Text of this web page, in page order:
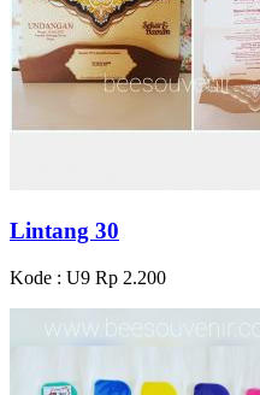
Lintang 30
Kode : U9 Rp 2.200